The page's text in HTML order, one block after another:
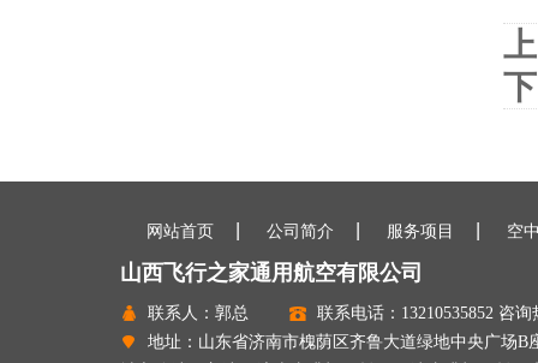
网站首页 公司简介 服务项目 空
山西飞行之家通用航空有限公司
联系人：郭总
联系电话：13210535852 咨询
地址：山东省济南市槐荫区齐鲁大道绿地中央广场B